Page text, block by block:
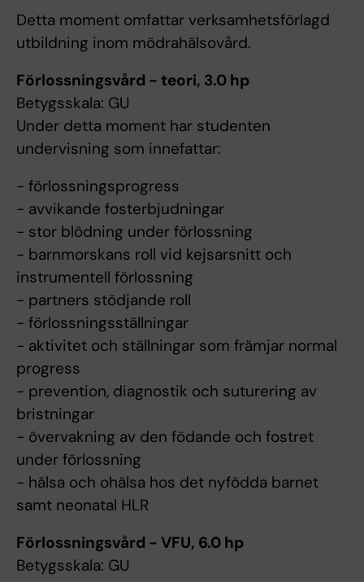
Detta moment omfattar verksamhetsförlagd
utbildning inom mödrahälsovård.
Förlossningsvård - teori, 3.0 hp
Betygsskala: GU
Under detta moment har studenten
undervisning som innefattar:
- förlossningsprogress
- avvikande fosterbjudningar
- stor blödning under förlossning
- barnmorskans roll vid kejsarsnitt och
instrumentell förlossning
- partners stödjande roll
- förlossningsställningar
- aktivitet och ställningar som främjar normal
progress
- prevention, diagnostik och suturering av
bristningar
- övervakning av den födande och fostret
under förlossning
- hälsa och ohälsa hos det nyfödda barnet
samt neonatal HLR
Förlossningsvård - VFU, 6.0 hp
Betygsskala: GU